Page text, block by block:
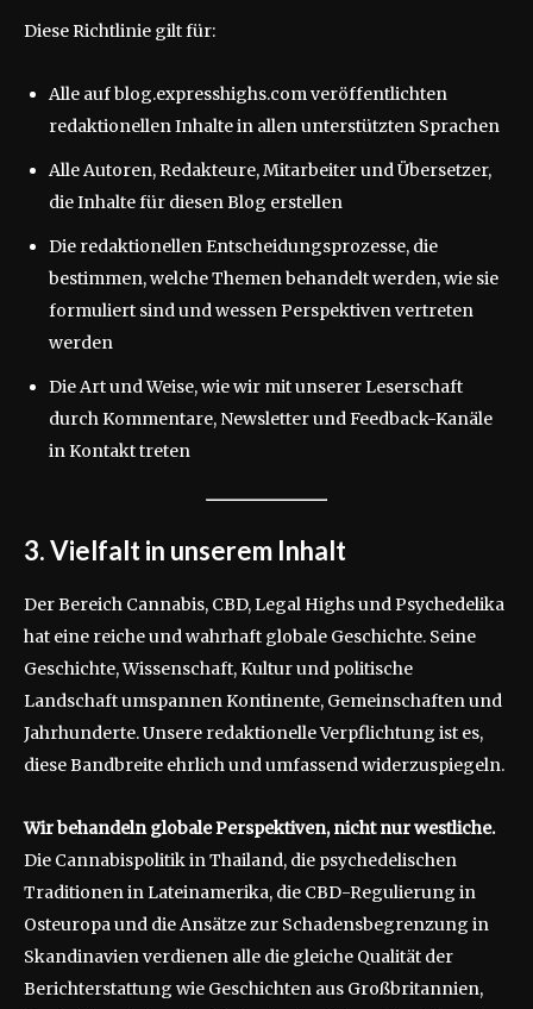
Diese Richtlinie gilt für:
Alle auf blog.expresshighs.com veröffentlichten
redaktionellen Inhalte in allen unterstützten Sprachen
Alle Autoren, Redakteure, Mitarbeiter und Übersetzer,
die Inhalte für diesen Blog erstellen
Die redaktionellen Entscheidungsprozesse, die
bestimmen, welche Themen behandelt werden, wie sie
formuliert sind und wessen Perspektiven vertreten
werden
Die Art und Weise, wie wir mit unserer Leserschaft
durch Kommentare, Newsletter und Feedback-Kanäle
in Kontakt treten
3. Vielfalt in unserem Inhalt
Der Bereich Cannabis, CBD, Legal Highs und Psychedelika
hat eine reiche und wahrhaft globale Geschichte. Seine
Geschichte, Wissenschaft, Kultur und politische
Landschaft umspannen Kontinente, Gemeinschaften und
Jahrhunderte. Unsere redaktionelle Verpflichtung ist es,
diese Bandbreite ehrlich und umfassend widerzuspiegeln.
Wir behandeln globale Perspektiven, nicht nur westliche.
Die Cannabispolitik in Thailand, die psychedelischen
Traditionen in Lateinamerika, die CBD-Regulierung in
Osteuropa und die Ansätze zur Schadensbegrenzung in
Skandinavien verdienen alle die gleiche Qualität der
Berichterstattung wie Geschichten aus Großbritannien,